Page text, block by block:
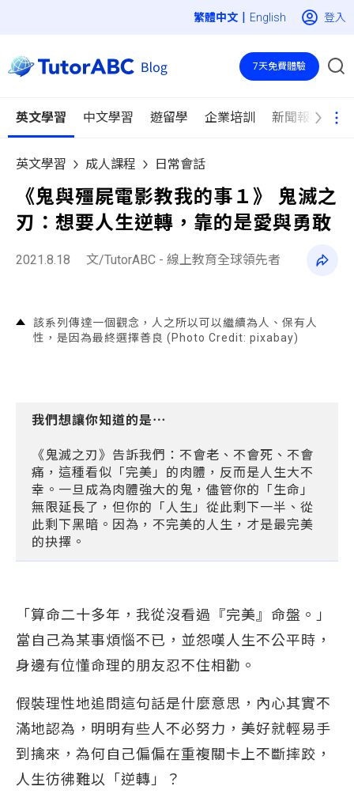
| English 登入
英文學習 中文學習 遊留學 企業培訓 新聞報導
7天免費體驗
英文學習 成人課程 日常會話
《鬼與殭屍電影教我的事１》 鬼滅之
刃：想要人生逆轉，靠的是愛與勇敢
2021.8.18 文/TutorABC - 線上教育全球領先者
該系列傳達一個觀念，人之所以可以繼續為人、保有人
性，是因為最終選擇善良 (Photo Credit: pixabay)
我們想讓你知道的是⋯
《鬼滅之刃》告訴我們：不會老、不會死、不會
痛，這種看似「完美」的肉體，反而是人生大不
幸。一旦成為肉體強大的鬼，儘管你的「生命」
無限延長了，但你的「人生」從此剩下一半、從
此剩下黑暗。因為，不完美的人生，才是最完美
的抉擇。
「算命二十多年，我從沒看過『完美』命盤。」
當自己為某事煩惱不已，並怨嘆人生不公平時，
身邊有位懂命理的朋友忍不住相勸。
假裝理性地追問這句話是什麼意思，內心其實不
滿地認為，明明有些人不必努力，美好就輕易手
到擒來，為何自己偏偏在重複關卡上不斷摔跤，
人生彷彿難以「逆轉」？